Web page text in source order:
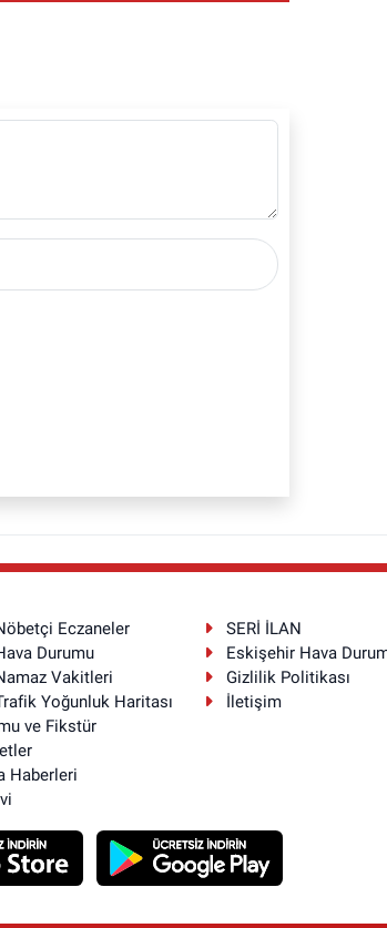
Eczaneler
Durumu
Vakitleri
Yoğunluk Haritası
ve Fikstür
Haberleri
SERİ İLAN
Eskişehir Hava
Gizlilik Politikası
İletişim